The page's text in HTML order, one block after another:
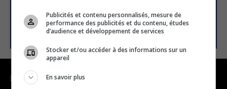
SUBSCRIBE
NAVIGATION
Publicités et contenu personnalisés, mesure de
performance des publicités et du contenu, études
d’audience et développement de services
Stocker et/ou accéder à des informations sur un
appareil
En savoir plus